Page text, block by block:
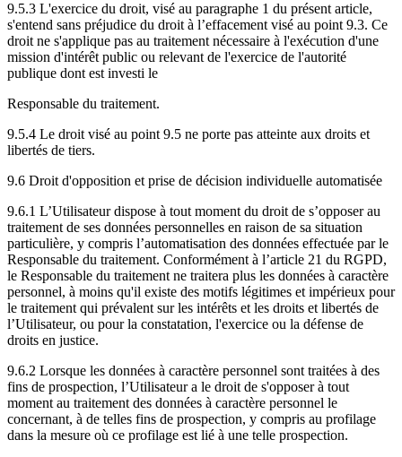
9.5.3 L'exercice du droit, visé au paragraphe 1 du présent article,
s'entend sans préjudice du droit à l’effacement visé au point 9.3. Ce
droit ne s'applique pas au traitement nécessaire à l'exécution d'une
mission d'intérêt public ou relevant de l'exercice de l'autorité
publique dont est investi le
Responsable du traitement.
9.5.4 Le droit visé au point 9.5 ne porte pas atteinte aux droits et
libertés de tiers.
9.6 Droit d'opposition et prise de décision individuelle automatisée
9.6.1 L’Utilisateur dispose à tout moment du droit de s’opposer au
traitement de ses données personnelles en raison de sa situation
particulière, y compris l’automatisation des données effectuée par le
Responsable du traitement. Conformément à l’article 21 du RGPD,
le Responsable du traitement ne traitera plus les données à caractère
personnel, à moins qu'il existe des motifs légitimes et impérieux pour
le traitement qui prévalent sur les intérêts et les droits et libertés de
l’Utilisateur, ou pour la constatation, l'exercice ou la défense de
droits en justice.
9.6.2 Lorsque les données à caractère personnel sont traitées à des
fins de prospection, l’Utilisateur a le droit de s'opposer à tout
moment au traitement des données à caractère personnel le
concernant, à de telles fins de prospection, y compris au profilage
dans la mesure où ce profilage est lié à une telle prospection.